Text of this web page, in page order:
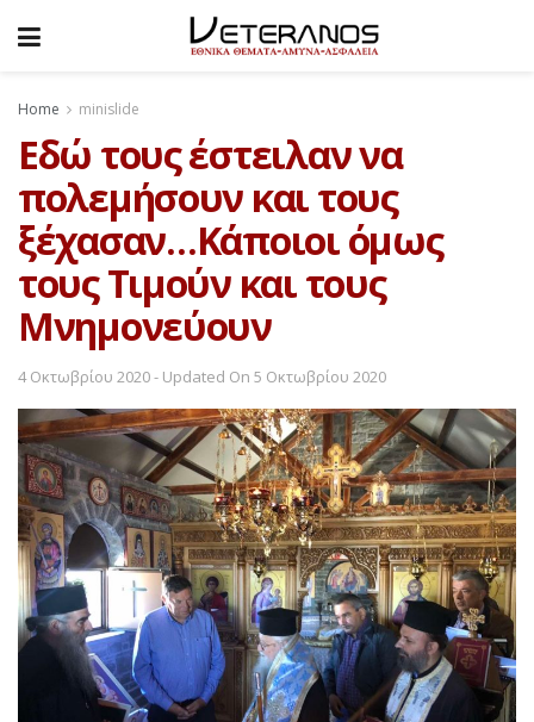
Home minislide
Εδώ τους έστειλαν να
πολεμήσουν και τους
ξέχασαν…Κάποιοι όμως
τους Τιμούν και τους
Μνημονεύουν
4 Οκτωβρίου 2020 - Updated On 5 Οκτωβρίου 2020